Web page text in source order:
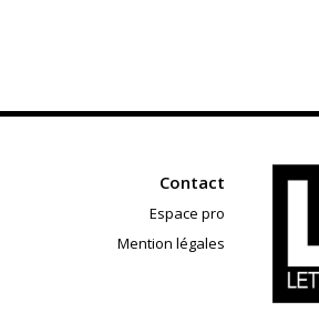
Contact
Espace pro
Mention légales